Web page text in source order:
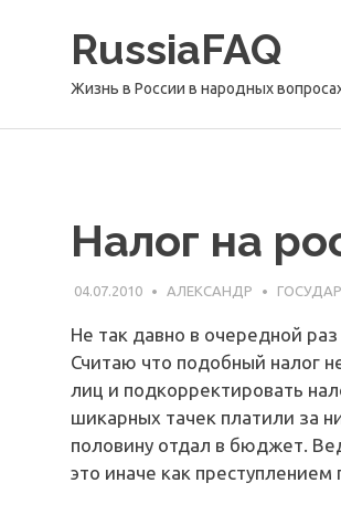
содержимомуRussiaFAQ
Жизнь в России в народных
Налог на
04.07.2010 АЛЕКСАНДР
Не так давно в очередной
Считаю что подобный налог
лиц и подкорректировать
шикарных тачек платили за
половину отдал в бюджет.
это иначе как